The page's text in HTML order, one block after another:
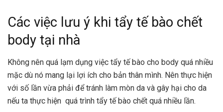
Các việc lưu ý khi tẩy tế bào chết
body tại nhà
Không nên quá lạm dụng việc tẩy tế bào cho body quá nhiều
mặc dù nó mang lại lợi ích cho bản thân mình. Nên thực hiện
với số lần vừa phải để tránh làm mòn da và gây hại cho da
nếu ta thực hiện quá trình tẩy tế bào chết quá nhiều lần.